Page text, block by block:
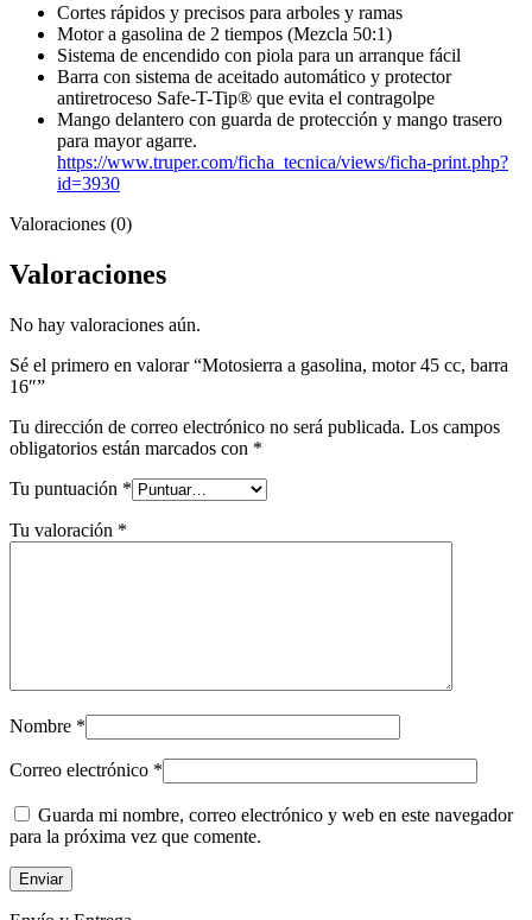
Cortes rápidos y precisos para arboles y ramas
Motor a gasolina de 2 tiempos (Mezcla 50:1)
Sistema de encendido con piola para un arranque fácil
Barra con sistema de aceitado automático y protector
antiretroceso Safe-T-Tip® que evita el contragolpe
Mango delantero con guarda de protección y mango trasero
para mayor agarre.
https://www.truper.com/ficha_tecnica/views/ficha-print.php?
id=3930
Valoraciones (0)
Valoraciones
No hay valoraciones aún.
Sé el primero en valorar “Motosierra a gasolina, motor 45 cc, barra
16″”
Tu dirección de correo electrónico no será publicada. Los campos
obligatorios están marcados con *
Tu puntuación *
Tu valoración *
Nombre *
Correo electrónico *
Guarda mi nombre, correo electrónico y web en este navegador
para la próxima vez que comente.